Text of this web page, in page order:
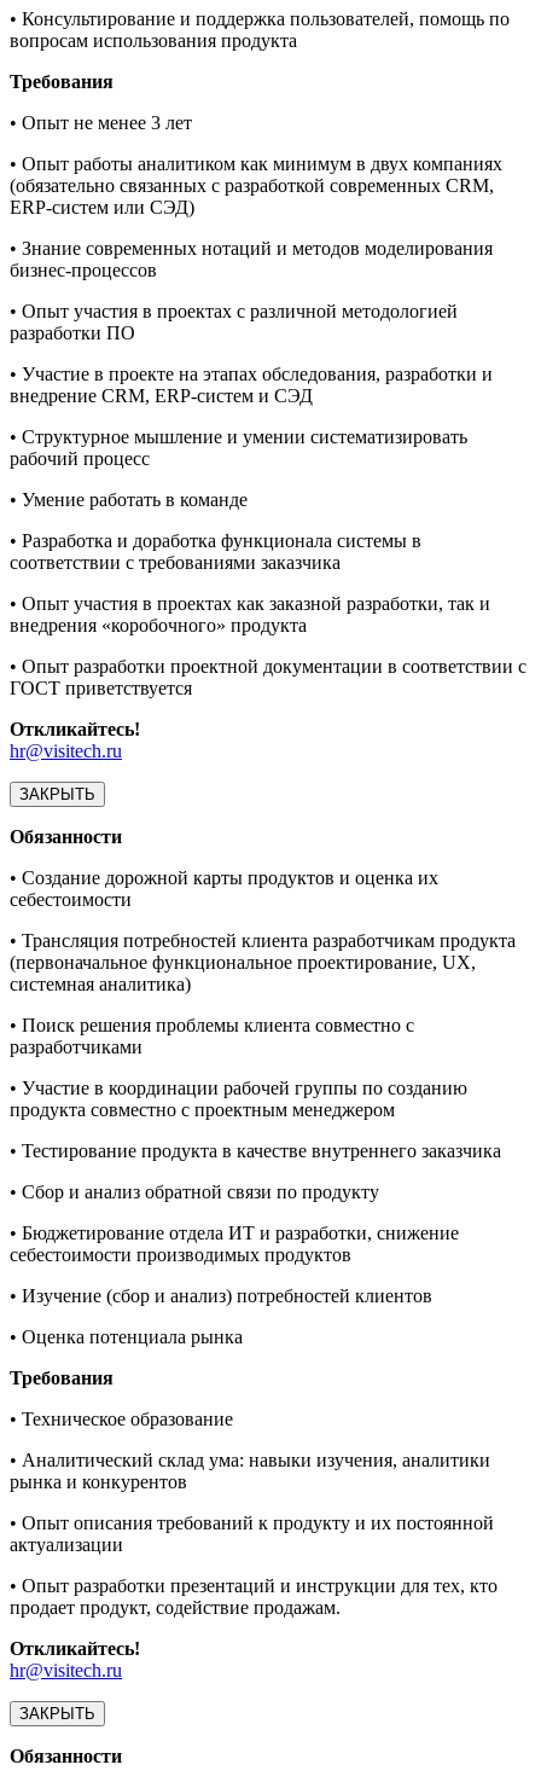
• Консультирование и поддержка пользователей, помощь по
вопросам использования продукта
Требования
• Опыт не менее 3 лет
• Опыт работы аналитиком как минимум в двух компаниях
(обязательно связанных с разработкой современных CRM,
ERP-систем или СЭД)
• Знание современных нотаций и методов моделирования
бизнес-процессов
• Опыт участия в проектах с различной методологией
разработки ПО
• Участие в проекте на этапах обследования, разработки и
внедрение CRM, ERP-систем и СЭД
• Структурное мышление и умении систематизировать
рабочий процесс
• Умение работать в команде
• Разработка и доработка функционала системы в
соответствии с требованиями заказчика
• Опыт участия в проектах как заказной разработки, так и
внедрения «коробочного» продукта
• Опыт разработки проектной документации в соответствии с
ГОСТ приветствуется
Откликайтесь!
hr@visitech.ru
ЗАКРЫТЬ
Обязанности
• Создание дорожной карты продуктов и оценка их
себестоимости
• Трансляция потребностей клиента разработчикам продукта
(первоначальное функциональное проектирование, UX,
системная аналитика)
• Поиск решения проблемы клиента совместно с
разработчиками
• Участие в координации рабочей группы по созданию
продукта совместно с проектным менеджером
• Тестирование продукта в качестве внутреннего заказчика
• Сбор и анализ обратной связи по продукту
• Бюджетирование отдела ИТ и разработки, снижение
себестоимости производимых продуктов
• Изучение (сбор и анализ) потребностей клиентов
• Оценка потенциала рынка
Требования
• Техническое образование
• Аналитический склад ума: навыки изучения, аналитики
рынка и конкурентов
• Опыт описания требований к продукту и их постоянной
актуализации
• Опыт разработки презентаций и инструкции для тех, кто
продает продукт, содействие продажам.
Откликайтесь!
hr@visitech.ru
ЗАКРЫТЬ
Обязанности